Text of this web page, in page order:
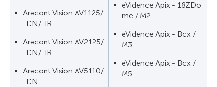
Arecont Vision AV1125/
-DN/-IR
Arecont Vision AV2125/
-DN/-IR
Arecont Vision AV5110/
-DN
eVidence Apix - 18ZDo
me / M2
eVidence Apix - Box /
M3
eVidence Apix - Box /
M5